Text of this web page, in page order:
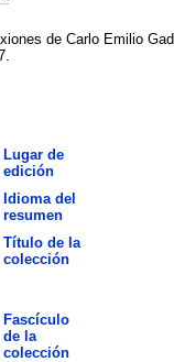
de Carlo Emilio
Lugar de
edición
Idioma del
resumen
Título de la
colección
Fascículo
de la
colección